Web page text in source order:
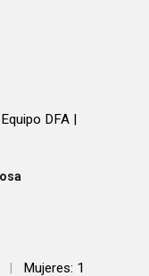
DFA |
| Mujeres: 1